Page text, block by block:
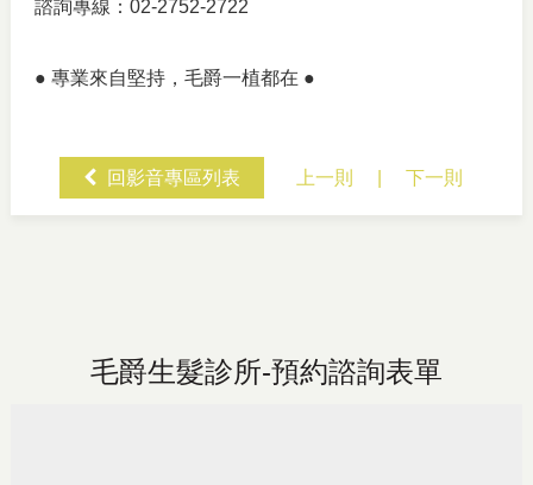
諮詢專線：02-2752-2722
● 專業來自堅持，毛爵一植都在 ●
回影音專區列表 上一則 |下一則
毛爵生髮診所-預約諮詢表單